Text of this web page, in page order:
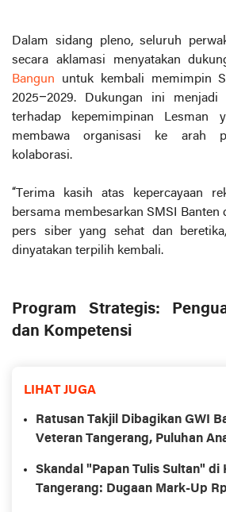
Dalam sidang pleno, seluruh
secara aklamasi menyatakan
Bangun untuk kembali memimpin
2025–2029. Dukungan ini menjadi
terhadap kepemimpinan Lesman
membawa organisasi ke arah
kolaborasi.
“Terima kasih atas kepercayaan
bersama membesarkan SMSI Banten
pers siber yang sehat dan
dinyatakan terpilih kembali.
Program Strategis:
dan Kompetensi
LIHAT JUGA
Ratusan Takjil Dibagikan GWI
Veteran Tangerang, Puluhan
Skandal "Papan Tulis Sultan" di
Tangerang: Dugaan Mark-Up